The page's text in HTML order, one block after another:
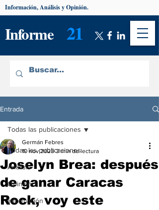
Informe 21
Información, Análisis y Opinión.
Entrada
Todas las publicaciones
Análisis
Opinión
Información
Todas las publicaciones
Joselyn Brea: después
de ganar Caracas
Rock, voy este
Germán Febres
10 nov 2023 3 min de lectura